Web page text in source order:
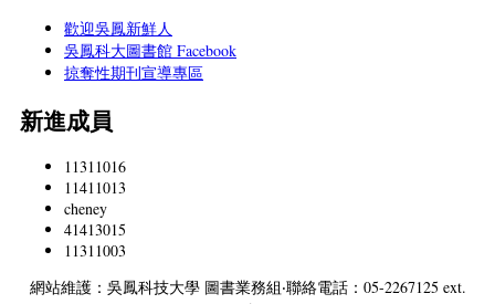
歡迎吳鳳新鮮人
吳鳳科大圖書館 Facebook
掠奪性期刊宣導專區
新進成員
11311016
11411013
cheney
41413015
11311003
網站維護：吳鳳科技大學 圖書業務組‧聯絡電話：05-2267125 ext.